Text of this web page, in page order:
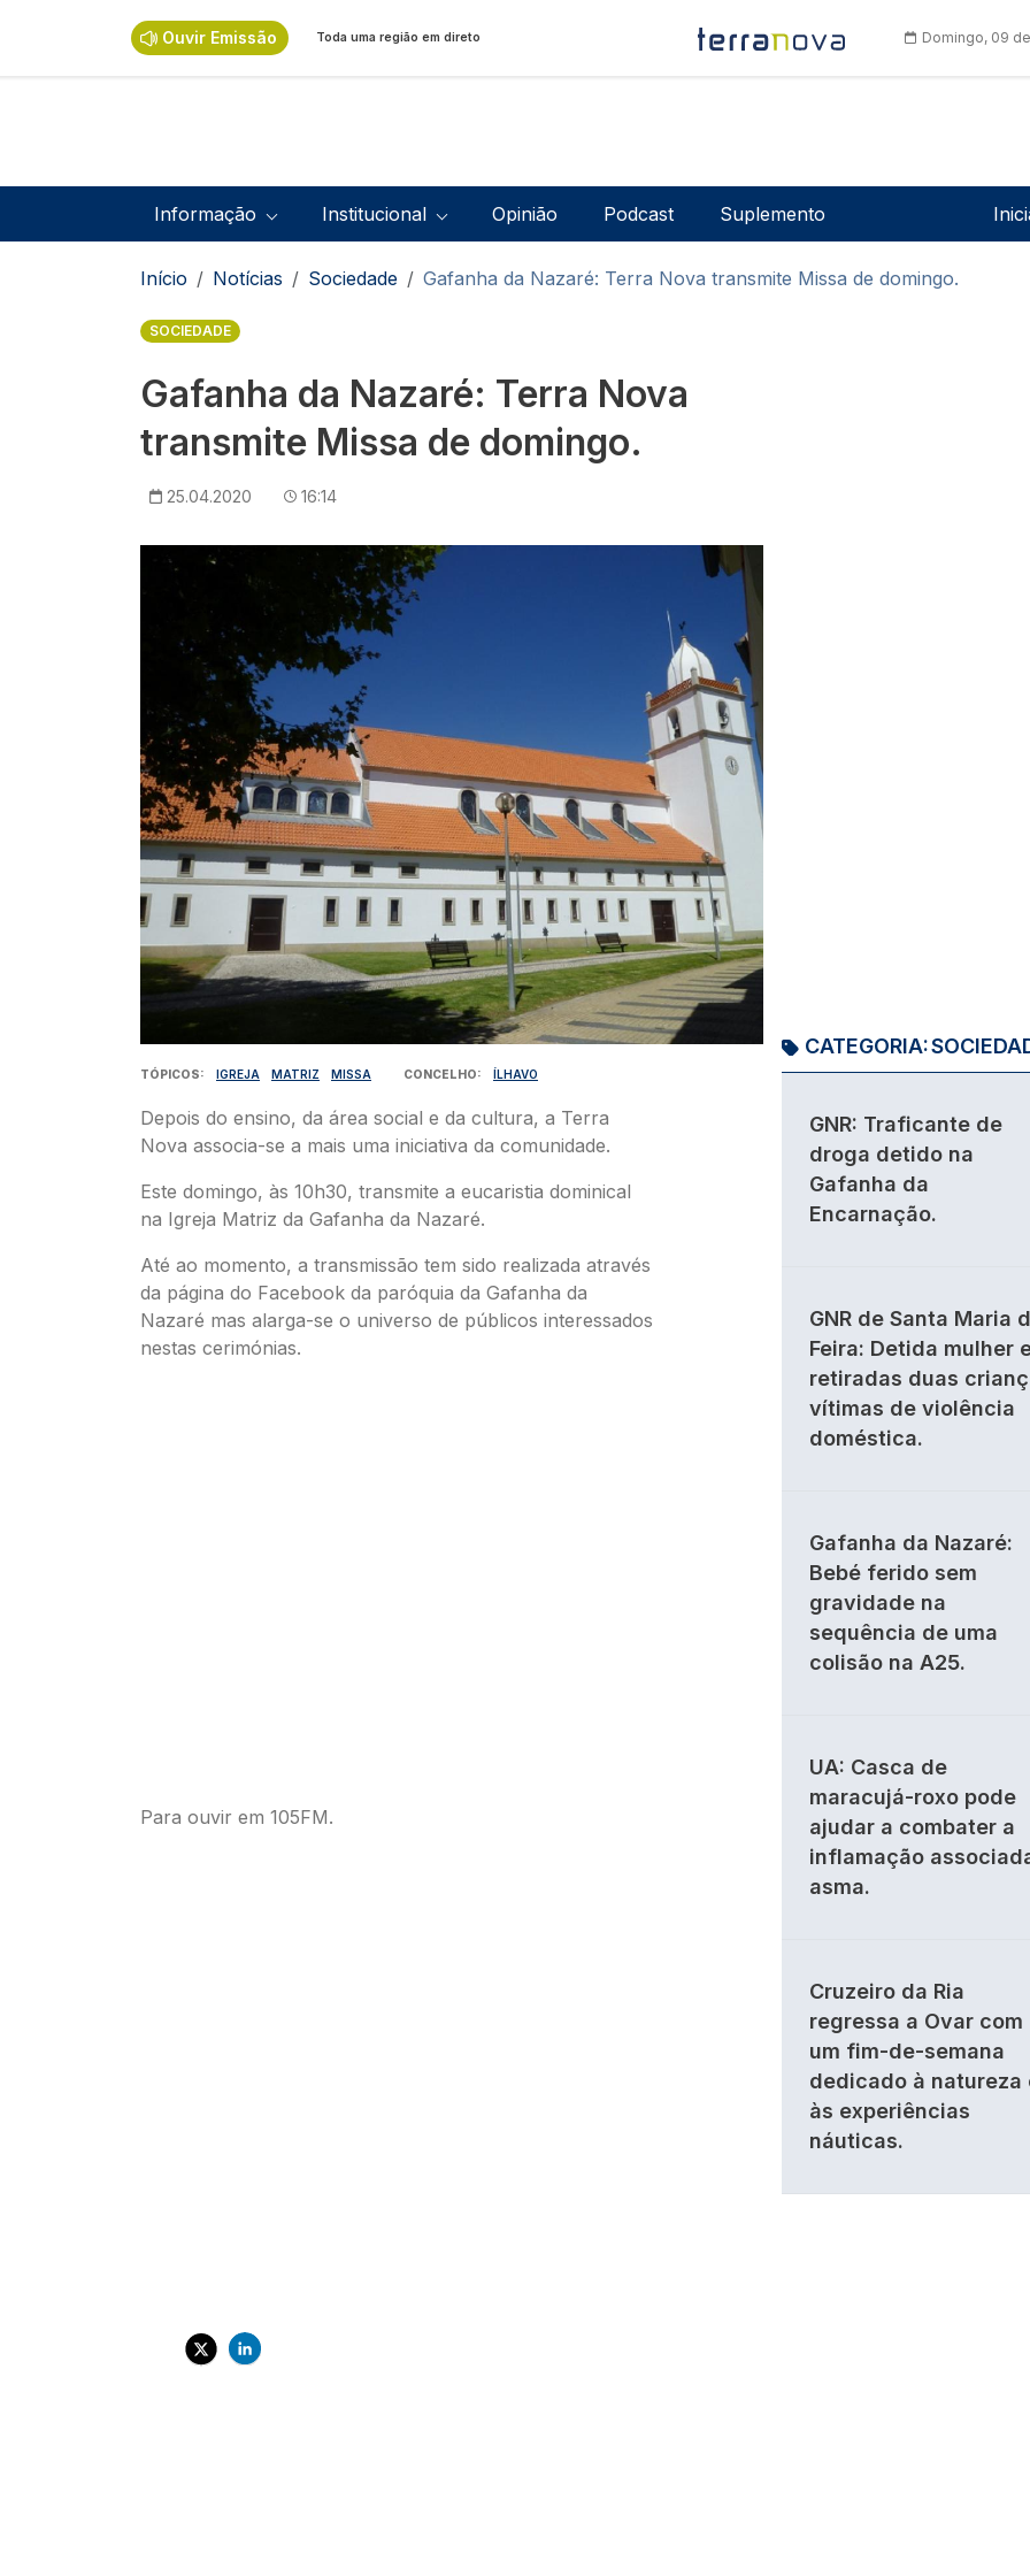
Ouvir Emissão Toda uma região em direto Domingo, 09
Navegação principal
Informação Institucional Opinião Podcast Suplemento
Navegação estrutural
Início Notícias Sociedade Gafanha da Nazaré: Terra Nova transmite Missa de domingo.
SOCIEDADE
Gafanha da Nazaré: Terra Nova
transmite Missa de domingo.
25.04.2020 16:14
Imagem
TÓPICOS IGREJA MATRIZ MISSA CONCELHO ÍLHAVO
Depois do ensino, da área social e da cultura, a Terra
Nova associa-se a mais uma iniciativa da comunidade.
Este domingo, às 10h30, transmite a eucaristia dominical
na Igreja Matriz da Gafanha da Nazaré.
Até ao momento, a transmissão tem sido realizada através
da página do Facebook da paróquia da Gafanha da
Nazaré mas alarga-se o universo de públicos interessados
nestas cerimónias.
Para ouvir em 105FM.
CATEGORIA:
GNR: Traficante de
droga detido na
Gafanha da
Encarnação.
GNR de Santa Maria
Feira: Detida mulher
retiradas duas
vítimas de violência
doméstica.
Gafanha da Nazaré:
Bebé ferido sem
gravidade na
sequência de uma
colisão na A25.
UA: Casca de
maracujá-roxo pode
ajudar a combater a
inflamação
asma.
Cruzeiro da Ria
regressa a Ovar com
um fim-de-semana
dedicado à natureza
às experiências
náuticas.